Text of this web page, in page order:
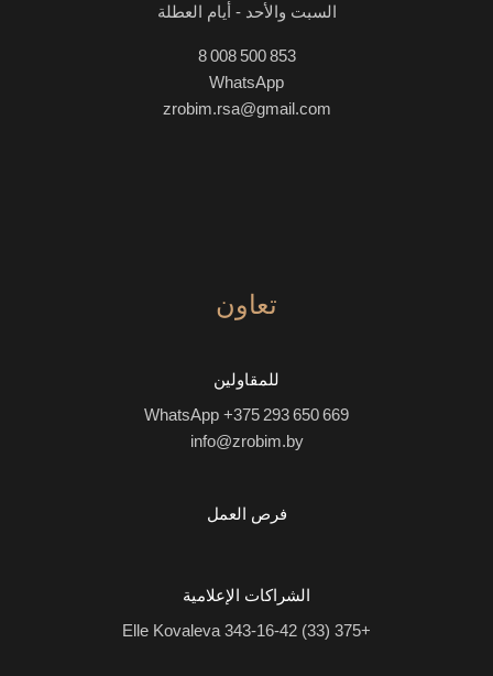
السبت والأحد - أيام العطلة
8 008 500 853
WhatsApp
zrobim.rsa@gmail.com
تعاون
للمقاولين
WhatsApp +375 293 650 669
info@zrobim.by
فرص العمل
الشراكات الإعلامية
+375 (33) 343-16-42